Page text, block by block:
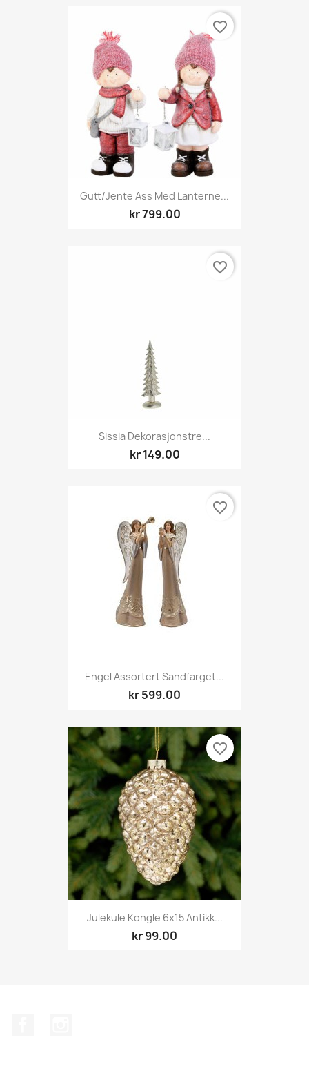
Gutt/jente Ass Med Lanterne...
kr 799.00
favorite_border
Sissia Dekorasjonstre...
kr 149.00
favorite_border
Engel Assortert Sandfarget...
kr 599.00
favorite_border
Julekule Kongle 6x15 Antikk...
kr 99.00
favorite_border